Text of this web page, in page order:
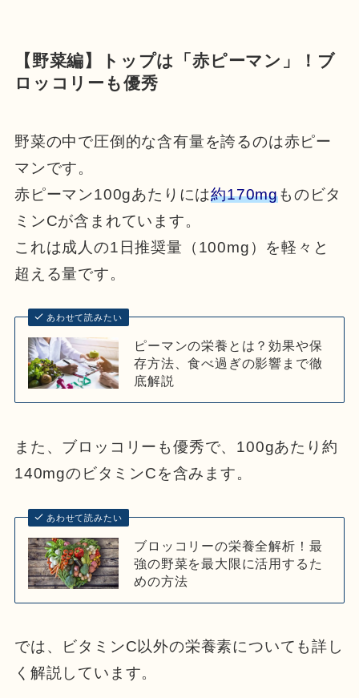
【野菜編】トップは「赤ピーマン」！ブ
ロッコリーも優秀
野菜の中で圧倒的な含有量を誇るのは赤ピー
マンです。
赤ピーマン100gあたりには約170mgものビタ
ミンCが含まれています。
これは成人の1日推奨量（100mg）を軽々と
超える量です。
あわせて読みたい
ピーマンの栄養とは？効果や保
存方法、食べ過ぎの影響まで徹
底解説
また、ブロッコリーも優秀で、100gあたり約
140mgのビタミンCを含みます。
あわせて読みたい
ブロッコリーの栄養全解析！最
強の野菜を最大限に活用するた
めの方法
では、ビタミンC以外の栄養素についても詳し
く解説しています。